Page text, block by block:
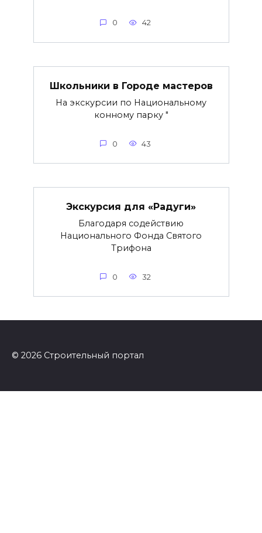
0 42
Школьники в Городе мастеров
На экскурсии по Национальному
конному парку "
0 43
Экскурсия для «Радуги»
Благодаря содействию
Национального Фонда Святого
Трифона
0 32
© 2026 Строительный портал